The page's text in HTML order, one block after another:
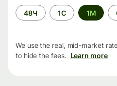
Time
period
48Ч 1С 1М
We use the real, mid-market
to hide the fees. Learn more